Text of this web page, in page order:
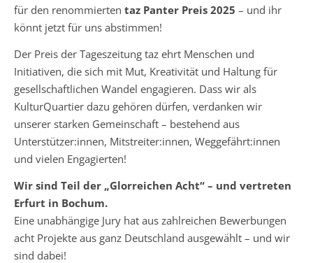
für den renommierten taz Panter Preis 2025 – und ihr
könnt jetzt für uns abstimmen!
Der Preis der Tageszeitung taz ehrt Menschen und
Initiativen, die sich mit Mut, Kreativität und Haltung für
gesellschaftlichen Wandel engagieren. Dass wir als
KulturQuartier dazu gehören dürfen, verdanken wir
unserer starken Gemeinschaft – bestehend aus
Unterstützer:innen, Mitstreiter:innen, Weggefährt:innen
und vielen Engagierten!
Wir sind Teil der „Glorreichen Acht“ – und vertreten
Erfurt in Bochum.
Eine unabhängige Jury hat aus zahlreichen Bewerbungen
acht Projekte aus ganz Deutschland ausgewählt – und wir
sind dabei!